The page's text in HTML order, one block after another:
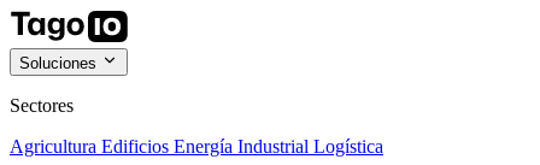
Soluciones
Sectores
Agricultura Edificios Energía Industrial Logística